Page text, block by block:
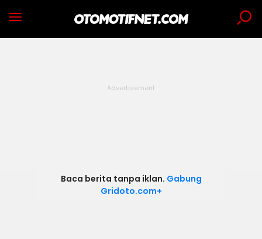
Baca berita tanpa iklan. Gabung
Gridoto.com+